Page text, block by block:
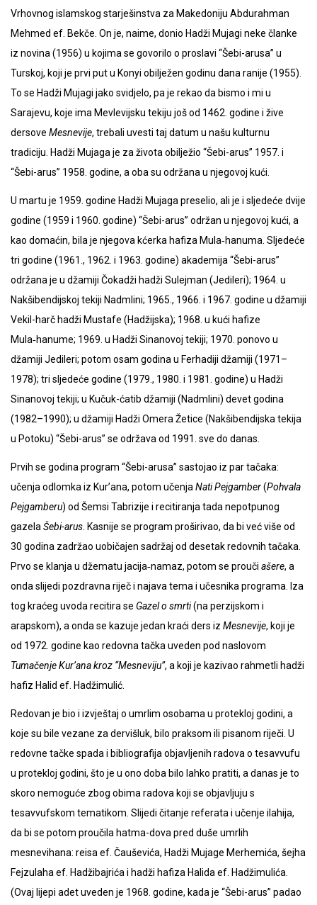
Vrhovnog islamskog starješinstva za Makedoniju Abdurahman
Mehmed ef. Bekče. On je, naime, donio Hadži Mujagi neke članke
iz novina (1956) u kojima se govorilo o proslavi “Šebi-arusa” u
Turskoj, koji je prvi put u Konyi obilježen godinu dana ranije (1955).
To se Hadži Mujagi jako svidjelo, pa je rekao da bismo i mi u
Sarajevu, koje ima Mevlevijsku tekiju još od 1462. godine i žive
dersove Mesnevije, trebali uvesti taj datum u našu kulturnu
tradiciju. Hadži Mujaga je za života obilježio “Šebi-arus” 1957. i
“Šebi-arus” 1958. godine, a oba su održana u njegovoj kući.
U martu je 1959. godine Hadži Mujaga preselio, ali je i sljedeće dvije
godine (1959 i 1960. godine) “Šebi-arus” održan u njegovoj kući, a
kao domaćin, bila je njegova kćerka hafiza Mula‑hanuma. Sljedeće
tri godine (1961., 1962. i 1963. godine) akademija “Šebi-arus”
održana je u džamiji Čokadži hadži Sulejman (Jedileri); 1964. u
Nakšibendijskoj tekiji Nadmlini; 1965., 1966. i 1967. godine u džamiji
Vekil-harč hadži Mustafe (Hadžijska); 1968. u kući hafize
Mula‑hanume; 1969. u Hadži Sinanovoj tekiji; 1970. ponovo u
džamiji Jedileri; potom osam godina u Ferhadiji džamiji (1971–
1978); tri sljedeće godine (1979., 1980. i 1981. godine) u Hadži
Sinanovoj tekiji; u Kučuk-ćatib džamiji (Nadmlini) devet godina
(1982–1990); u džamiji Hadži Omera Žetice (Nakšibendijska tekija
u Potoku) “Šebi-arus” se održava od 1991. sve do danas.
Prvih se godina program “Šebi-arusa” sastojao iz par tačaka:
učenja odlomka iz Kur’ana, potom učenja Nati Pejgamber(Pohvala
Pejgamberu) od Šemsi Tabrizije i recitiranja tada nepotpunog
gazela Šebi-arus . Kasnije se program proširivao, da bi već više od
30 godina zadržao uobičajen sadržaj od desetak redovnih tačaka.
Prvo se klanja u džematu jacija‑namaz, potom se prouči ašere, a
onda slijedi pozdravna riječ i najava tema i učesnika programa. Iza
tog kraćeg uvoda recitira se Gazel o smrti(na perzijskom i
arapskom), a onda se kazuje jedan kraći ders iz Mesnevije, koji je
od 1972. godine kao redovna tačka uveden pod naslovom
Tumačenje Kur’ana kroz “Mesneviju”, a koji je kazivao rahmetli hadži
hafiz Halid ef. Hadžimulić.
Redovan je bio i izvještaj o umrlim osobama u protekloj godini, a
koje su bile vezane za dervišluk, bilo praksom ili pisanom riječi. U
redovne tačke spada i bibliografija objavljenih radova o tesavvufu
u protekloj godini, što je u ono doba bilo lahko pratiti, a danas je to
skoro nemoguće zbog obima radova koji se objavljuju s
tesavvufskom tematikom. Slijedi čitanje referata i učenje ilahija,
da bi se potom proučila hatma-dova pred duše umrlih
mesnevihana: reisa ef. Čauševića, Hadži Mujage Merhemića, šejha
Fejzulaha ef. Hadžibajrića i hadži hafiza Halida ef. Hadžimulića.
(Ovaj lijepi adet uveden je 1968. godine, kada je “Šebi-arus” padao